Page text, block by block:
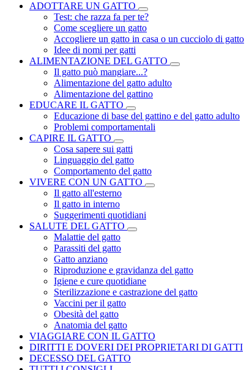
ADOTTARE UN GATTO
Test: che razza fa per te?
Come scegliere un gatto
Accogliere un gatto in casa o un cucciolo di gatto
Idee di nomi per gatti
ALIMENTAZIONE DEL GATTO
Il gatto può mangiare...?
Alimentazione del gatto adulto
Alimentazione del gattino
EDUCARE IL GATTO
Educazione di base del gattino e del gatto adulto
Problemi comportamentali
CAPIRE IL GATTO
Cosa sapere sui gatti
Linguaggio del gatto
Comportamento del gatto
VIVERE CON UN GATTO
Il gatto all'esterno
Il gatto in interno
Suggerimenti quotidiani
SALUTE DEL GATTO
Malattie del gatto
Parassiti del gatto
Gatto anziano
Riproduzione e gravidanza del gatto
Igiene e cure quotidiane
Sterilizzazione e castrazione del gatto
Vaccini per il gatto
Obesità del gatto
Anatomia del gatto
VIAGGIARE CON IL GATTO
DIRITTI E DOVERI DEI PROPRIETARI DI GATTI
DECESSO DEL GATTO